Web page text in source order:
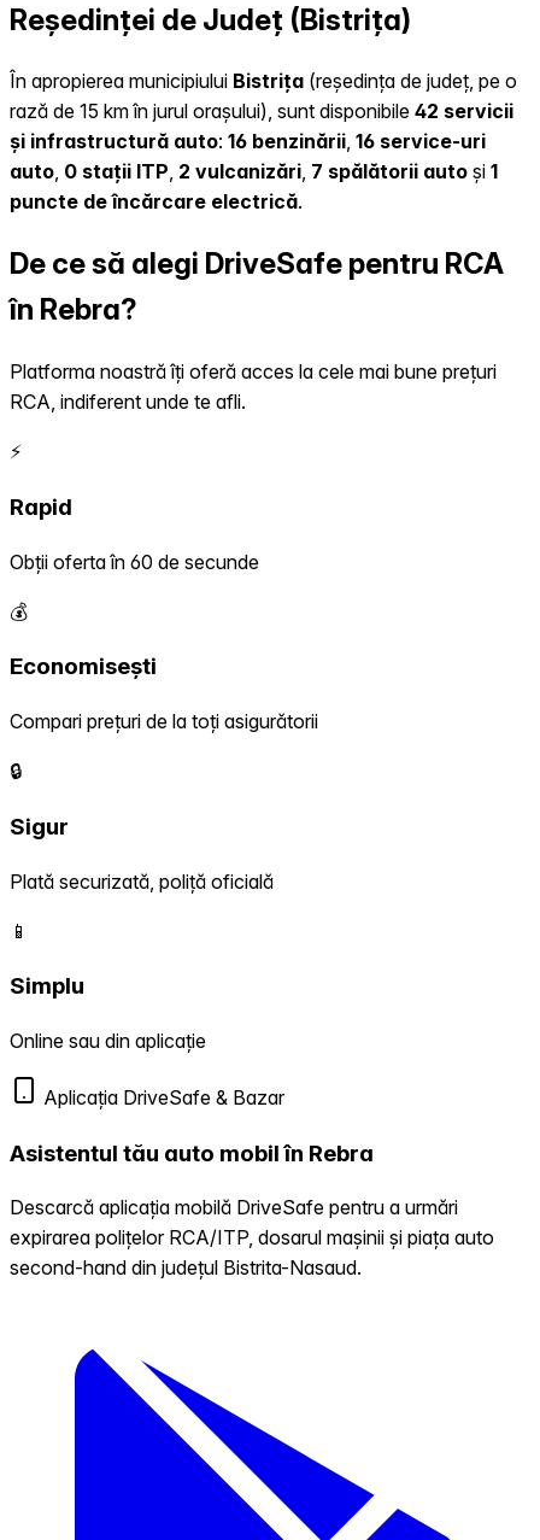
Reședinței de Județ (Bistrița)
În apropierea municipiului Bistrița (reședința de județ, pe o
rază de 15 km în jurul orașului), sunt disponibile 42 servicii
și infrastructură auto: 16 benzinării, 16 service-uri
auto, 0 stații ITP, 2 vulcanizări, 7 spălătorii auto și 1
puncte de încărcare electrică.
De ce să alegi DriveSafe pentru RCA
în Rebra?
Platforma noastră îți oferă acces la cele mai bune prețuri
RCA, indiferent unde te afli.
⚡
Rapid
Obții oferta în 60 de secunde
💰
Economisești
Compari prețuri de la toți asigurătorii
🔒
Sigur
Plată securizată, poliță oficială
📱
Simplu
Online sau din aplicație
Aplicația DriveSafe & Bazar
Asistentul tău auto mobil în Rebra
Descarcă aplicația mobilă DriveSafe pentru a urmări
expirarea polițelor RCA/ITP, dosarul mașinii și piața auto
second-hand din județul Bistrita-Nasaud.